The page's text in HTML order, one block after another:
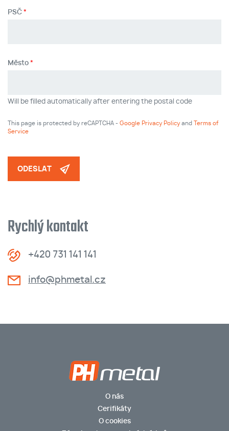
PSČ
Město
Will be filled automatically after entering the postal code
This page is protected by reCAPTCHA - Google Privacy Policy and
Terms of
Service
ODESLAT
Rychlý kontakt
+420 731 141 141
info@phmetal.cz
O nás
Cerifikáty
O cookies